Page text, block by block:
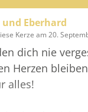
Eberhard
Kerze am 20.
dich nie
Herzen
alles!